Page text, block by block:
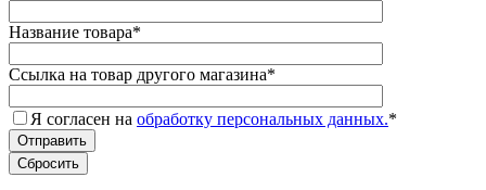
Название товара*
Ссылка на товар другого магазина*
Я согласен на обработку персональных данных.*